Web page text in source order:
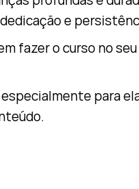
e
fazer o curso no
para